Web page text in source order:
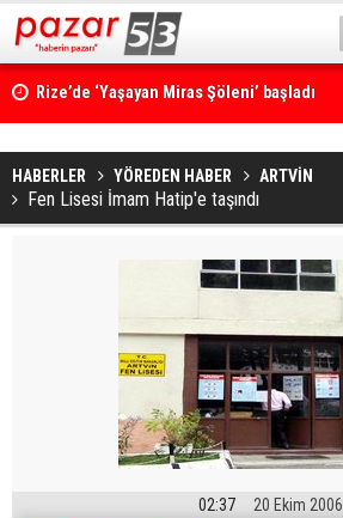
Rize’de ‘Yaşayan Miras Şöleni’ başladı
HABERLER YÖREDEN HABER ARTVİN
Fen Lisesi İmam Hatip'e taşındı
02:37 20 Ekim 2006